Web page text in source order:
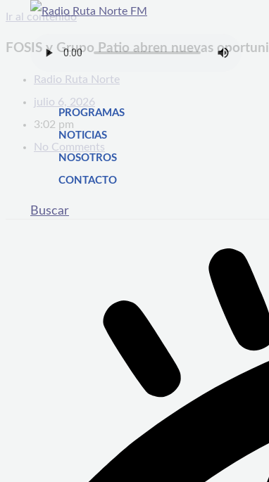
Ir al contenido
PROGRAMAS
NOTICIAS
NOSOTROS
CONTACTO
Buscar
FOSIS y Grupo Patio abren nuevas
Radio Ruta Norte
julio 6, 2026
3:02 pm
No Comments